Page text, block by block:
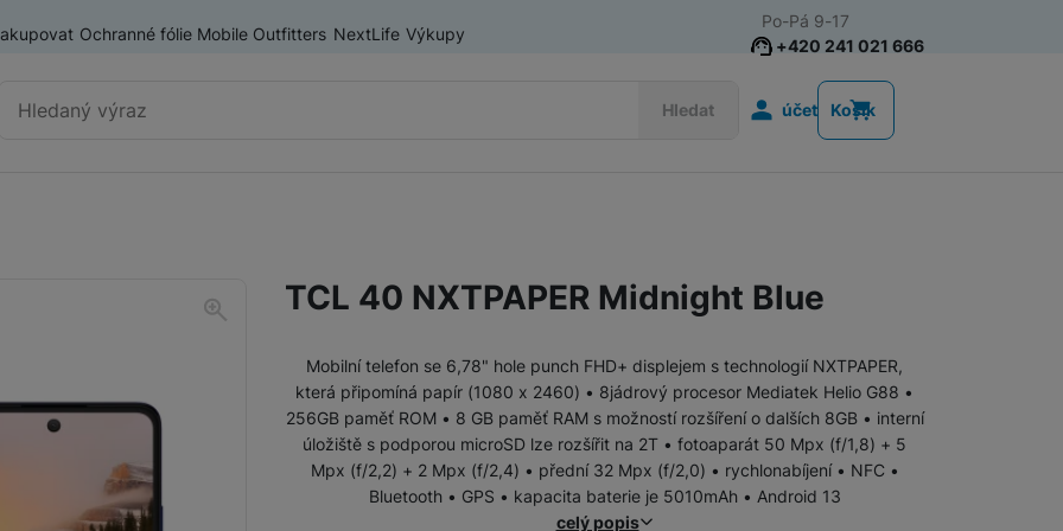
Ochranné fólie Mobile Outfitters NextLife Výkupy
Vyhledávání Hledat
Nositelná elektronika
Audio
Domácí spotřebiče
Televize
Audio
Domácí spotřebiče
Tablety
Mobilní telefony
+420 241 021 666
Po-Pá 9-17
Uživatelská
účet Košík
TCL 40 NXTPAPER Midnight Blue
Mobilní telefon se 6,78" hole punch FHD+ displejem s technologií NXTPAPER,
která připomíná papír (1080 x 2460) • 8jádrový procesor Mediatek Helio G88 •
256GB paměť ROM • 8 GB paměť RAM s možností rozšíření o dalších 8GB • interní
úložiště s podporou microSD lze rozšířit na 2T • fotoaparát 50 Mpx (f/1,8) + 5
Mpx (f/2,2) + 2 Mpx (f/2,4) • přední 32 Mpx (f/2,0) • rychlonabíjení • NFC •
Bluetooth • GPS • kapacita baterie je 5010mAh • Android 13
celý popis